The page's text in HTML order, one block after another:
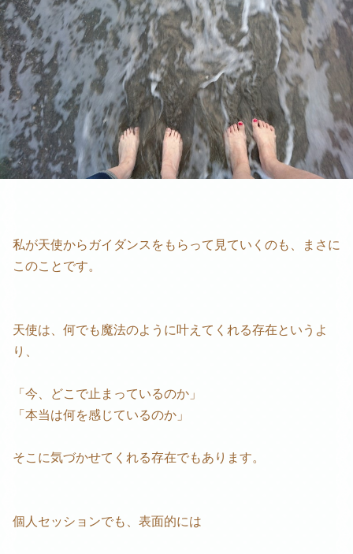
私が天使からガイダンスをもらって見ていくのも、まさに
このことです。
天使は、何でも魔法のように叶えてくれる存在というよ
り、
「今、どこで止まっているのか」
「本当は何を感じているのか」
そこに気づかせてくれる存在でもあります。
個人セッションでも、表面的には